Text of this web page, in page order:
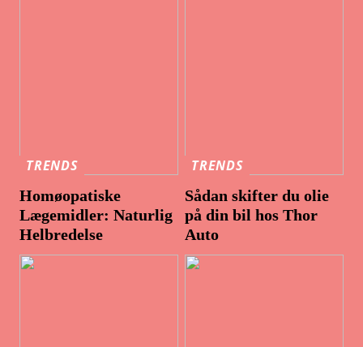
TRENDS
Homøopatiske
Lægemidler: Naturlig
Helbredelse
TRENDS
Sådan skifter du olie
på din bil hos Thor
Auto